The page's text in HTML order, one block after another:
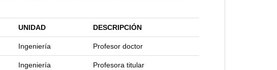
UNIDAD DESCRIPCIÓN
Ingeniería Profesor doctor
Ingeniería Profesora titular